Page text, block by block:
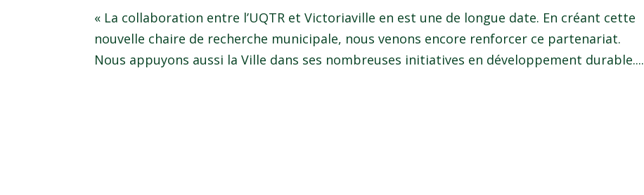
« La collaboration entre l’UQTR et Victoriaville en est une de longue date. En créant cette
nouvelle chaire de recherche municipale, nous venons encore renforcer ce partenariat.
Nous appuyons aussi la Ville dans ses nombreuses initiatives en développement durable....